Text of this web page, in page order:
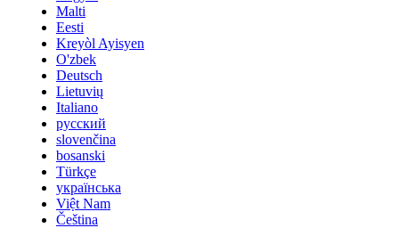
Malti
Eesti
Kreyòl Ayisyen
O'zbek
Deutsch
Lietuvių
Italiano
русский
slovenčina
bosanski
Türkçe
українська
Việt Nam
Čeština